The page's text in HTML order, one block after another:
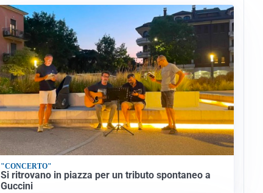
"CONCERTO"
Si ritrovano in piazza per un tributo spontaneo a
Guccini